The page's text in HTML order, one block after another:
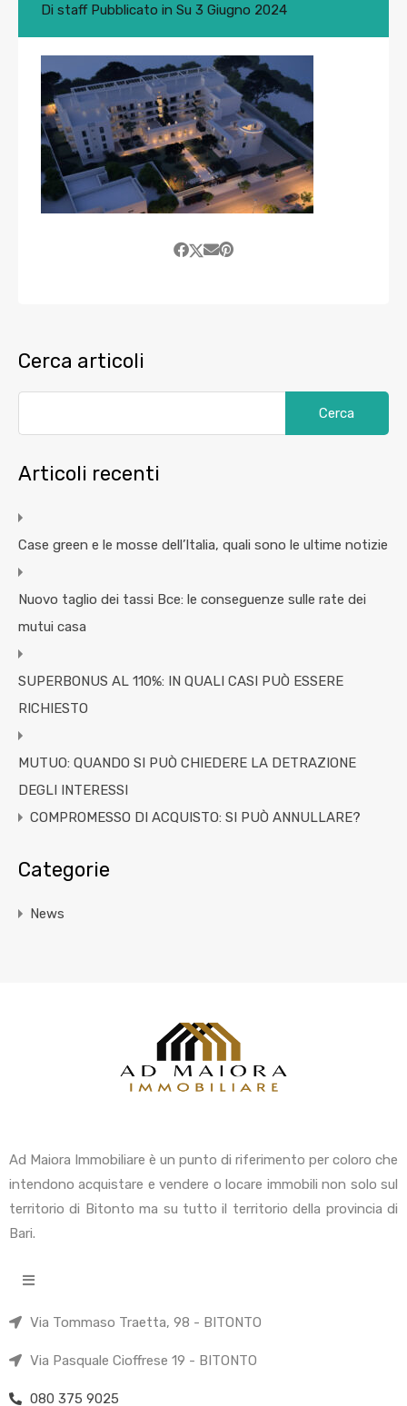
Di staffPubblicato in Su 3 Giugno 2024
Cerca articoli
Articoli recenti
Case green e le mosse dell’Italia, quali sono le ultime notizie
Nuovo taglio dei tassi Bce: le conseguenze sulle rate dei
mutui casa
SUPERBONUS AL 110%: IN QUALI CASI PUÒ ESSERE
RICHIESTO
MUTUO: QUANDO SI PUÒ CHIEDERE LA DETRAZIONE
DEGLI INTERESSI
COMPROMESSO DI ACQUISTO: SI PUÒ ANNULLARE?
Categorie
News
Ad Maiora Immobiliare è un punto di riferimento per coloro che
intendono acquistare e vendere o locare immobili non solo sul
territorio di Bitonto ma su tutto il territorio della provincia di
Bari.
Via Tommaso Traetta, 98 - BITONTO
Via Pasquale Cioffrese 19 - BITONTO
080 375 9025